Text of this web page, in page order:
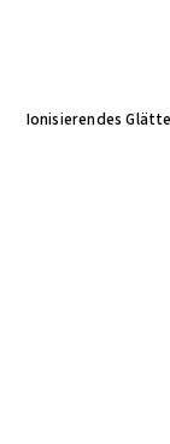
Ionisierendes